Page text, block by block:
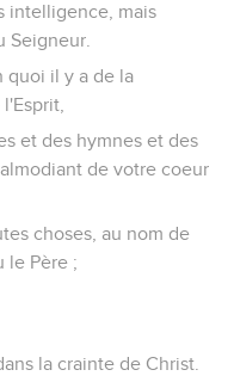
intelligence, mais
Seigneur.
quoi il y a de la
et des hymnes et des
de votre coeur
choses, au nom de
le Père ;
la crainte de Christ.